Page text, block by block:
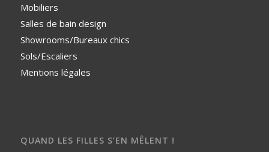
Mobiliers
Salles de bain design
Showrooms/Bureaux chics
Sols/Escaliers
Mentions légales
QUAND LES FILLES S’EN MÊLENT !